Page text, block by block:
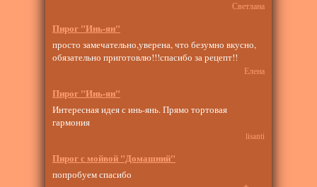
Светлана
Пирог "Инь-ян"
просто замечательно,уверена, что безумно вкусно,
обязательно приготовлю!!!спасибо за рецепт!!
Елена
Пирог "Инь-ян"
Интересная идея с инь-янь. Прямо тортовая
гармония
lisanti
Пирог с мойвой "Домашний"
попробуем спасибо